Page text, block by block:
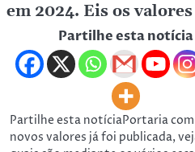
em 2024. Eis os valores
Partilhe esta notícia
Partilhe esta notíciaPortaria com
novos valores já foi publicada,